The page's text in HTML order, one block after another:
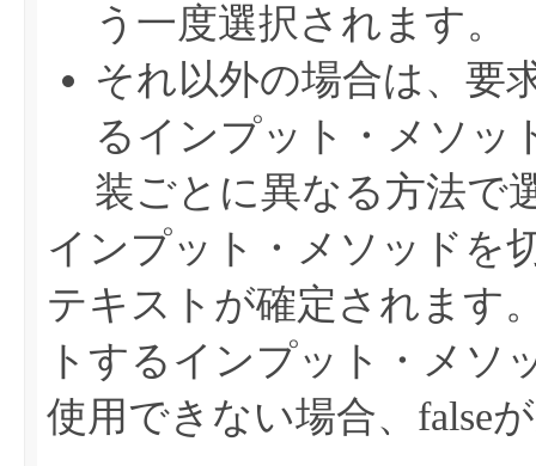
う一度選択されます。
それ以外の場合は、要
るインプット・メソッ
装ごとに異なる方法で
インプット・メソッドを
テキストが確定されます
トするインプット・メソ
使用できない場合、false